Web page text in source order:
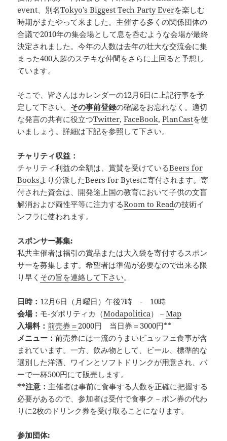
event、別名Tokyo’s Biggest Tech Party Everを楽しむ
時期がまたやって来ました。主催する多くの関係団体の
合議で2010年の集会場として息を呑むような会場が最終
決定されました。今年の人数は去年の壮大な交流会に集
まった400人超のステキな仲間をさらに上回ると予想し
ています。
そこで、皆さんはカレンダーの12月6日に上記行事を予
定して下さい。 その事前登録の確認をお忘れなく。適切
な発言の共有に役立つTwitter,FaceBook,PlanCastを使
いましょう。詳細は下記を参照して下さい。
チャリティ収益：
チャリティ利益の全額は、賞賛を受けているBeers for
Booksより分派したBeers for Bytesに寄付されます。寄
付された資金は、開発途上国の教育において子供の文盲
解消および両性平等に注力するRoom to Readの技術イ
ンフラに使われます。
スポンサー募集:
私共主催者は福引の賞品または大入袋を寄付するスポン
サーを募集します。希望者は準備が必要なので出来る限
り早く その旨を連絡して下さい。
日時： 12月6日（月曜日）午後7時 - 10時
会場： モ-ダポリティカ（Modapolitica）－Map
入場料：前売券＝2000円 当日券＝3000円**
メニュー：前売券には一流のうまいビュッフェ食事が含
まれています。一方、飲み物として、ビール、標準的な
選別した洋酒、ワインとソフトドリンクが用意され、バ
ーで一杯500円にて販売します。
**注意： 主催者は事前に食事する人数を正確に把握する
必要があるので、参加者は受付で食事ク－ポン券の代わ
りに2枚のドリンク券を受け取ることになります。
参加団体: